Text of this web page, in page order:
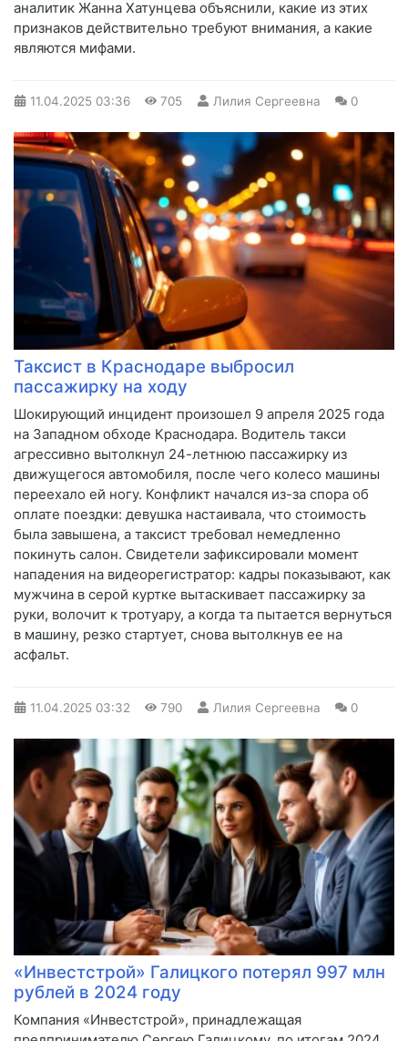
аналитик Жанна Хатунцева объяснили, какие из этих
признаков действительно требуют внимания, а какие
являются мифами.
11.04.2025 03:36 705 Лилия Сергеевна 0
Таксист в Краснодаре выбросил
пассажирку на ходу
Шокирующий инцидент произошел 9 апреля 2025 года
на Западном обходе Краснодара. Водитель такси
агрессивно вытолкнул 24-летнюю пассажирку из
движущегося автомобиля, после чего колесо машины
переехало ей ногу. Конфликт начался из-за спора об
оплате поездки: девушка настаивала, что стоимость
была завышена, а таксист требовал немедленно
покинуть салон. Свидетели зафиксировали момент
нападения на видеорегистратор: кадры показывают, как
мужчина в серой куртке вытаскивает пассажирку за
руки, волочит к тротуару, а когда та пытается вернуться
в машину, резко стартует, снова вытолкнув ее на
асфальт.
11.04.2025 03:32 790 Лилия Сергеевна 0
«Инвестстрой» Галицкого потерял 997 млн
рублей в 2024 году
Компания «Инвестстрой», принадлежащая